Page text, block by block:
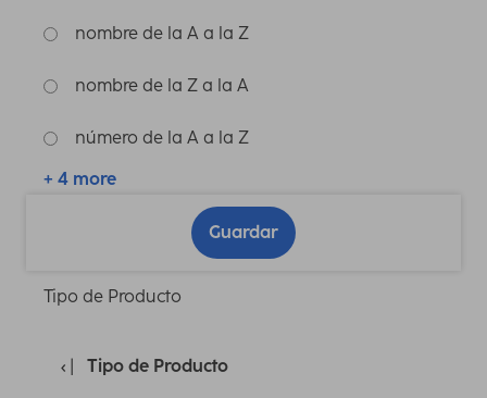
nombre de la A a la Z
nombre de la Z a la A
número de la A a la Z
+ 4 more
Guardar
Tipo de Producto
Tipo de Producto